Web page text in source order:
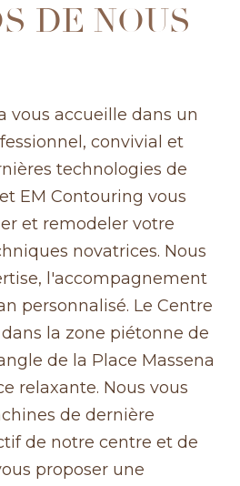
DE NOUS
vous accueille dans un
convivial et
technologies de
et EM Contouring vous
et remodeler votre
novatrices. Nous
l'accompagnement
personnalisé. Le Centre
la zone piétonne de
de la Place Massena
relaxante. Nous vous
de dernière
de notre centre et de
proposer une